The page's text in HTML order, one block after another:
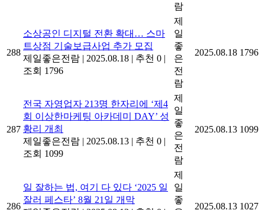
람
288
소상공인 디지털 전환 확대… 스마
트상점 기술보급사업 추가 모집
제일좋은전람 | 2025.08.18 | 추천 0 |
조회 1796
제
일
좋
은
전
람
2025.08.18 1796
287
전국 자영업자 213명 한자리에 ‘제4
회 이상한마케팅 아카데미 DAY’ 성
황리 개최
제일좋은전람 | 2025.08.13 | 추천 0 |
조회 1099
제
일
좋
은
전
람
2025.08.13 1099
286
일 잘하는 법, 여기 다 있다 ‘2025 일
잘러 페스타’ 8월 21일 개막
제
일
좋
2025.08.13 1027